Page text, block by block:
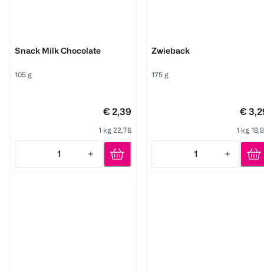
Snack Milk Chocolate
105 g
€ 2,39
1 kg 22,76
1
Quantity: 1
Zwieback
175 g
€
1 kg
1
Quantity: 1